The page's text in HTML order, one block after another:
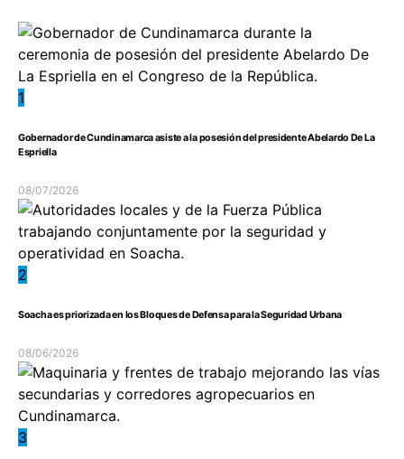
1
Gobernador de Cundinamarca asiste a la posesión del presidente Abelardo De La
Espriella
08/07/2026
2
Soacha es priorizada en los Bloques de Defensa para la Seguridad Urbana
08/06/2026
3